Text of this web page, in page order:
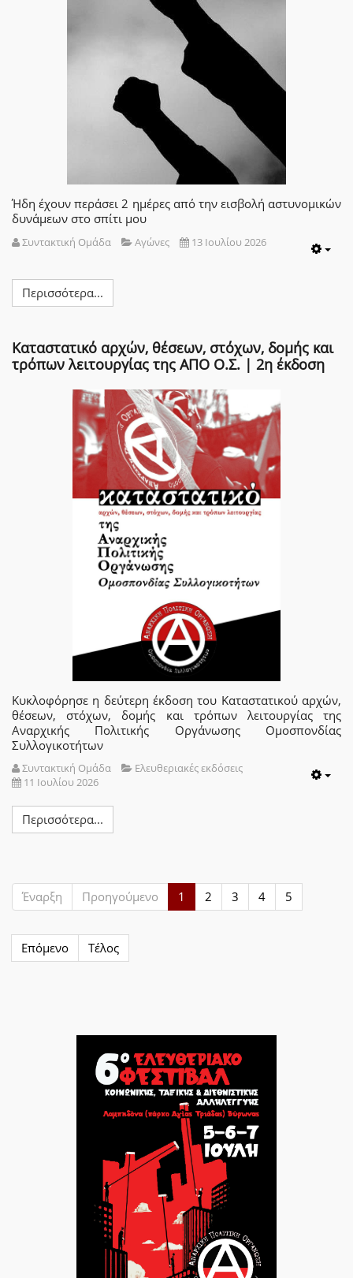
Ήδη έχουν περάσει 2 ημέρες από την εισβολή αστυνομικών
δυνάμεων στο σπίτι μου
Συντακτική Ομάδα Αγώνες 13 Ιουλίου 2026
Περισσότερα...
Καταστατικό αρχών, θέσεων, στόχων, δομής και
τρόπων λειτουργίας της ΑΠΟ Ο.Σ. | 2η έκδοση
Κυκλοφόρησε η δεύτερη έκδοση του Καταστατικού αρχών,
θέσεων, στόχων, δομής και τρόπων λειτουργίας της
Αναρχικής Πολιτικής Οργάνωσης Ομοσπονδίας
Συλλογικοτήτων
Συντακτική Ομάδα
Ελευθεριακές εκδόσεις
11 Ιουλίου 2026
Περισσότερα...
Έναρξη Προηγούμενο 1 2 3 4 5
Επόμενο Τέλος